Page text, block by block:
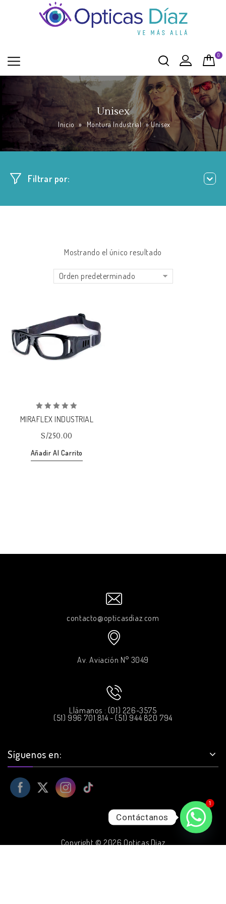
0
Unisex
Inicio » Montura Industrial »Unisex
Filtrar por:
Mostrando el único resultado
Orden predeterminado
0
out
MIRAFLEX INDUSTRIAL
S/250.00
Añadir Al Carrito
contacto@opticasdiaz.com
Av. Aviación N° 3049
Llámanos : (01) 226-3575
(51) 996 701 814 - (51) 944 820 794
Síguenos en:
Copyright © 2026 Opticas Diaz
1
Contáctanos